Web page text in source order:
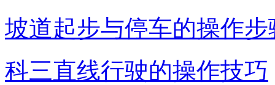
坡道起步与停车的操作步
科三直线行驶的操作技巧